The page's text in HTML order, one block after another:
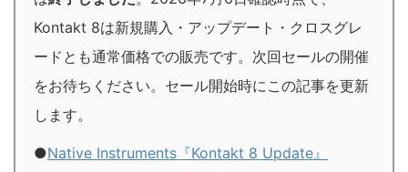
Kontakt 8は新規購入・アップデート・クロスグレ
ードとも通常価格での販売です。次回セールの開催
をお待ちください。セール開始時にこの記事を更新
します。
●Native Instruments『Kontakt 8 Update』